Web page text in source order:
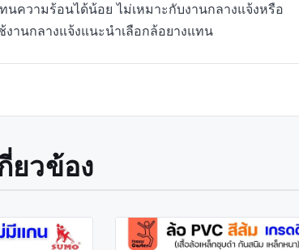
นความร้อนได้น้อย ไม่เหมาะกับงานกลางแจ้งหรือ
านกลางแจ้งแนะนำเลือกล้อยางแทน
ยวข้อง